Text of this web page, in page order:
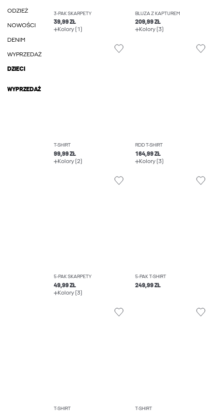
ODZIEŻ
NOWOŚCI
DENIM
WYPRZEDAŻ
DZIECI
WYPRZEDAŻ
3-PAK SKARPETY
39,99 ZŁ
Kolory (1)
BLUZA Z KAPTUREM
209,99 ZŁ
Kolory (3)
T-SHIRT
99,99 ZŁ
Kolory (2)
RDD T-SHIRT
164,99 ZŁ
Kolory (3)
5-PAK SKARPETY
49,99 ZŁ
Kolory (3)
5-PAK T-SHIRT
249,99 ZŁ
T-SHIRT T-SHIRT